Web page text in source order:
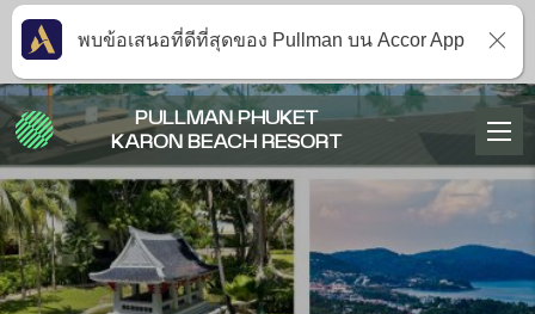
PULLMAN PHUKET
KARON BEACH RESORT
พบข้อเสนอที่ดีที่สุดของ Pullman บน Accor App